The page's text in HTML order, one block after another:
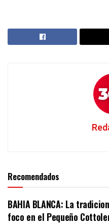
Recomendados
BAHIA BLANCA: La
foco en el Pequeño